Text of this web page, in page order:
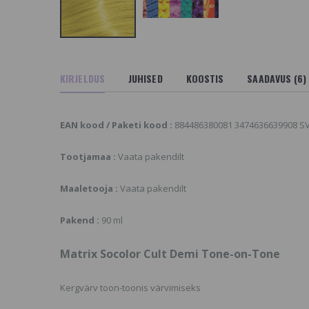
KIRJELDUS JUHISED KOOSTIS SAADAVUS (6)
EAN kood / Paketi kood : 884486380081 3474636639908
Tootjamaa : Vaata pakendilt
Maaletooja : Vaata pakendilt
Pakend : 90 ml
Matrix Socolor Cult Demi Tone-on-Tone
Kergvärv toon-toonis värvimiseks
Permanent
SoColor Sync
toonija 8P
Pre-Bonded Fast
Toner, Kiirtoonija
Pre-Bonded Acidic
9.92 €
Niisutav Šampoon